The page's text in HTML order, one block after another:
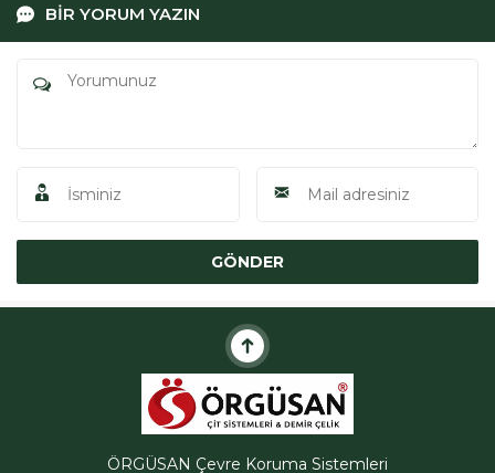
aracılığıyla siz yapabilirsiniz.
BİR YORUM YAZIN
Cevap Yaz